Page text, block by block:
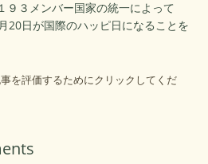
９３メンバー国家の統一によって
20日が国際のハッピ日になることを
を評価するためにクリックしてくだ